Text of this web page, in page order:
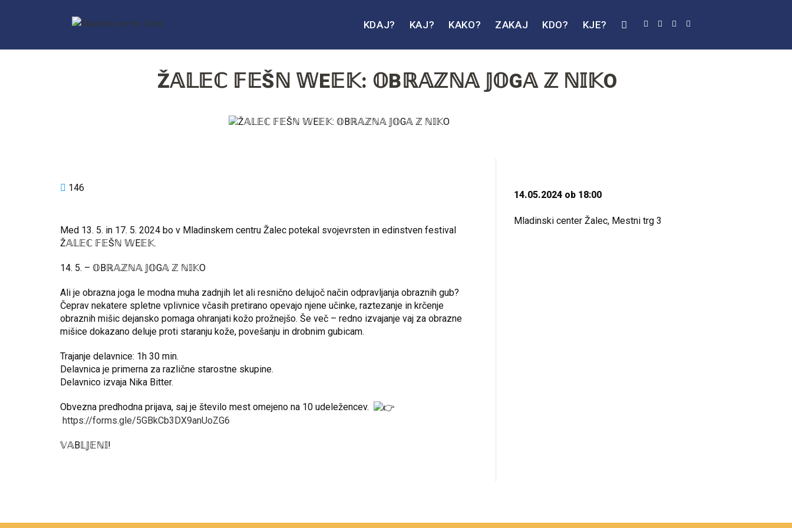
KDAJ? KAJ? KAKO? ZAKAJ KDO? KJE?
Ž𝔸𝕃𝔼ℂ 𝔽𝔼Šℕ 𝕎E𝔼𝕂: 𝕆Bℝ𝔸ℤℕ𝔸 𝕁𝕆G𝔸 ℤ ℕ𝕀𝕂O
146
Med 13. 5. in 17. 5. 2024 bo v Mladinskem centru Žalec potekal svojevrsten in edinstven festival
Ž𝔸𝕃𝔼ℂ 𝔽𝔼Šℕ 𝕎E𝔼𝕂.
14. 5. – 𝕆Bℝ𝔸ℤℕ𝔸 𝕁𝕆G𝔸 ℤ ℕ𝕀𝕂O
Ali je obrazna joga le modna muha zadnjih let ali resnično delujoč način odpravljanja obraznih gub?
Čeprav nekatere spletne vplivnice včasih pretirano opevajo njene učinke, raztezanje in krčenje
obraznih mišic dejansko pomaga ohranjati kožo prožnejšo. Še več – redno izvajanje vaj za obrazne
mišice dokazano deluje proti staranju kože, povešanju in drobnim gubicam.
Trajanje delavnice: 1h 30 min.
Delavnica je primerna za različne starostne skupine.
Delavnico izvaja Nika Bitter.
Obvezna predhodna prijava, saj je število mest omejeno na 10 udeležencev.
https://forms.gle/5GBkCb3DX9anUoZG6
𝕍𝔸B𝕃𝕁𝔼ℕ𝕀!
14.05.2024 ob 18:00
Mladinski center Žalec, Mestni trg 3